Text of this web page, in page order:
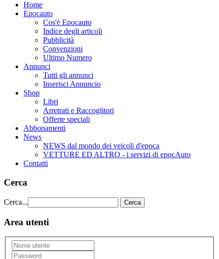
Home
Epocauto
Cos'è Epocauto
Indice degli articoli
Pubblicità
Convenzioni
Ultimo Numero
Annunci
Tutti gli annunci
Inserisci Annuncio
Shop
Libri
Arretrati e Raccoglitori
Offerte speciali
Abbonamenti
News
NEWS dal mondo dei veicoli d'epoca
VETTURE ED ALTRO - i servizi di epocAuto
Contatti
Cerca
Cerca... Cerca
Area utenti